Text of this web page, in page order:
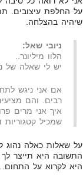
על החלפת עיצובים.
שיהיה בהצלחה.
ניובי שאל:
הלוו מיליונר..
יש לי שאלה של
אם אני ניגש
רבים. והם מציעים לי 10 אחוז עמלה על כל מוצר, ויש
איך אני מרים
שמכיל
על שאלות כאלה נהוג
התשובה היא תייצר
היא לקרוא על התחום…